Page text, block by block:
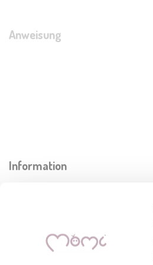
Anweisung
Information
Garantiebedingungen
Allgemeine Geschäftsbedingungen